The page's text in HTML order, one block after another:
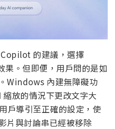
的建議，選擇
果。但即便，用戶問的是如
Windows 內建無障礙功
放的情況下更改文字大
戶導引至正確的設定，使
片與討論串已經被移除